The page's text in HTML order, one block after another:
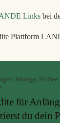
Links bei
Plattform
, Afranga, FinBee,
für
du dein